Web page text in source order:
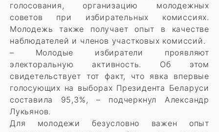
голосования, организацию молодежных
советов при избирательных комиссиях.
Молодежь также получает опыт в качестве
наблюдателей и членов участковых комиссий.
– Молодые избиратели проявляют
электоральную активность. Об этом
свидетельствует тот факт, что явка впервые
голосующих на выборах Президента Беларуси
составила 95,3%, – подчеркнул Александр
Лукьянов.
Для молодежи безусловно важен опыт